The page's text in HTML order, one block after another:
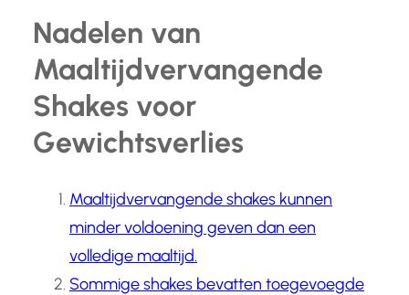
Nadelen van
Maaltijdvervangende
Shakes voor
Gewichtsverlies
Maaltijdvervangende shakes kunnen
minder voldoening geven dan een
volledige maaltijd.
Sommige shakes bevatten toegevoegde